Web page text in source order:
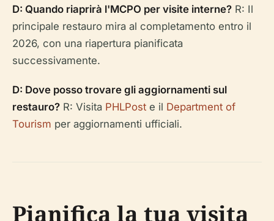
D: Quando riaprirà l'MCPO per visite interne? R: Il
principale restauro mira al completamento entro il
2026, con una riapertura pianificata
successivamente.
D: Dove posso trovare gli aggiornamenti sul
restauro? R: Visita PHLPost e il Department of
Tourism per aggiornamenti ufficiali.
Pianifica la tua visita